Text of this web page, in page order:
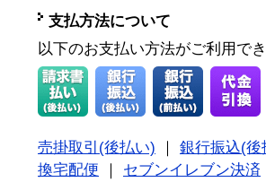
支払方法について
以下のお支払い方法がご利用で
売掛取引(後払い) ｜ 銀行振込(後
換宅配便 ｜ セブンイレブン決済